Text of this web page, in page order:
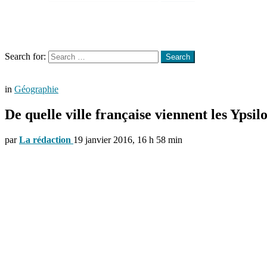
Search for:
Search
in Géographie
De quelle ville française viennent les
par La rédaction 19 janvier 2016, 16 h 58 min